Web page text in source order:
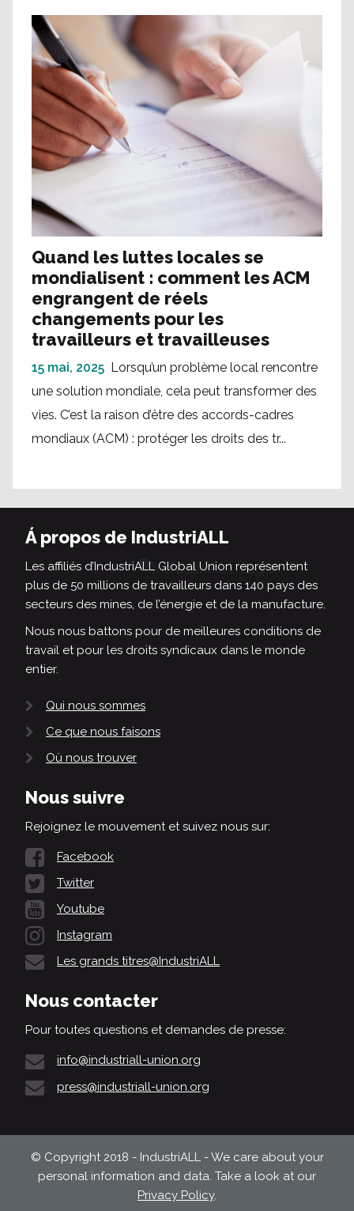
Quand les luttes locales se
mondialisent : comment les ACM
engrangent de réels
changements pour les
travailleurs et travailleuses
15 mai, 2025 Lorsqu’un problème local rencontre
une solution mondiale, cela peut transformer des
vies. C’est la raison d’être des accords-cadres
mondiaux (ACM) : protéger les droits des tr...
Á propos de IndustriALL
Les affiliés d’IndustriALL Global Union représentent
plus de 50 millions de travailleurs dans 140 pays des
secteurs des mines, de l’énergie et de la manufacture.
Nous nous battons pour de meilleures conditions de
travail et pour les droits syndicaux dans le monde
entier.
Qui nous sommes
Ce que nous faisons
Où nous trouver
Nous suivre
Rejoignez le mouvement et suivez nous sur:
Facebook
Twitter
Youtube
Instagram
Les grands titres@IndustriALL
Nous contacter
Pour toutes questions et demandes de presse:
info@industriall-union.org
press@industriall-union.org
© Copyright 2018 - IndustriALL - We care about your
personal information and data. Take a look at our
Privacy Policy.